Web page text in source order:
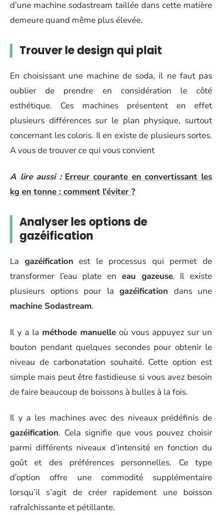
d’une machine sodastream taillée dans cette matière
demeure quand même plus élevée.
Trouver le design qui plait
En choisissant une machine de soda, il ne faut pas
oublier de prendre en considération le côté
esthétique. Ces machines présentent en effet
plusieurs différences sur le plan physique, surtout
concernant les coloris. Il en existe de plusieurs sortes.
A vous de trouver ce qui vous convient
A lire aussi : Erreur courante en convertissant les
kg en tonne : comment l'éviter ?
Analyser les options de
gazéification
La gazéification est le processus qui permet de
transformer l’eau plate en eau gazeuse. Il existe
plusieurs options pour la gazéification dans une
machine Sodastream.
Il y a la méthode manuelle où vous appuyez sur un
bouton pendant quelques secondes pour obtenir le
niveau de carbonatation souhaité. Cette option est
simple mais peut être fastidieuse si vous avez besoin
de faire beaucoup de boissons à bulles à la fois.
Il y a les machines avec des niveaux prédéfinis de
gazéification. Cela signifie que vous pouvez choisir
parmi différents niveaux d’intensité en fonction du
goût et des préférences personnelles. Ce type
d’option offre une commodité supplémentaire
lorsqu’il s’agit de créer rapidement une boisson
rafraîchissante et pétillante.